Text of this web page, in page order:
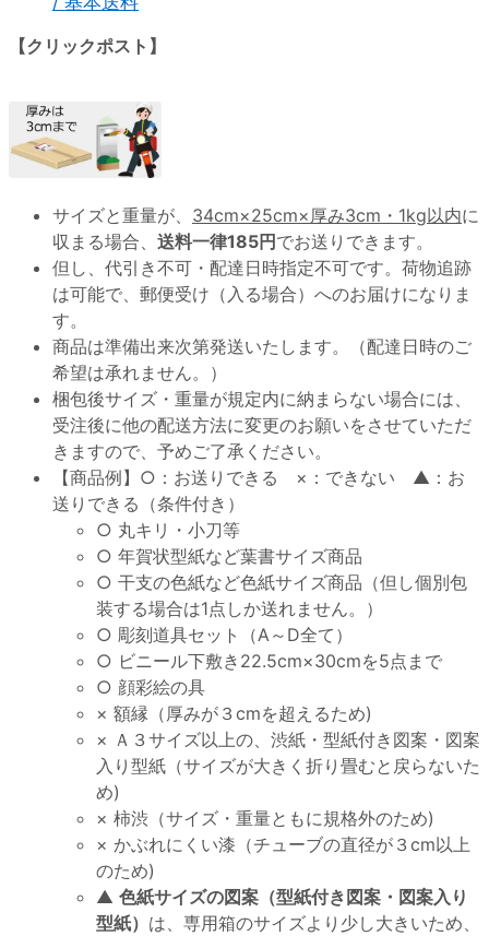
【クリックポスト】
サイズと重量が、 34cm×25cm×厚み3cm・1kg以内に
収まる場合、 送料一律185円でお送りできます。
但し、代引き不可・配達日時指定不可です。荷物追跡
は可能で、郵便受け（入る場合）へのお届けになりま
す。
商品は準備出来次第発送いたします。（配達日時のご
希望は承れません。）
梱包後サイズ・重量が規定内に納まらない場合には、
受注後に他の配送方法に変更のお願いをさせていただ
きますので、予めご了承ください。
【商品例】○：お送りできる ×：できない ▲：お
送りできる（条件付き）
○ 丸キリ・小刀等
○ 年賀状型紙など葉書サイズ商品
○ 干支の色紙など色紙サイズ商品（但し個別包
装する場合は1点しか送れません。）
○ 彫刻道具セット（A～D全て）
○ ビニール下敷き22.5cm×30cmを5点まで
○ 顔彩絵の具
× 額縁（厚みが３cmを超えるため)
× Ａ３サイズ以上の、渋紙・型紙付き図案・図案
入り型紙（サイズが大きく折り畳むと戻らないた
め)
× 柿渋（サイズ・重量ともに規格外のため)
× かぶれにくい漆（チューブの直径が３cm以上
のため)
▲ 色紙サイズの図案（型紙付き図案・図案入り
型紙） は、専用箱のサイズより少し大きいため、